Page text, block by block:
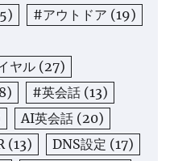
#アウトドア (19)
ヤル (27)
#英会話 (13)
AI英会話 (20)
(13) DNS設定 (17)